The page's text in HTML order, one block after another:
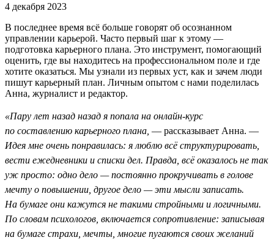
4 декабря 2023
В последнее время всё больше говорят об осознанном
управлении карьерой. Часто первый шаг к этому —
подготовка карьерного плана. Это инструмент, помогающий
оценить, где вы находитесь на профессиональном поле и где
хотите оказаться. Мы узнали из первых уст, как и зачем люди
пишут карьерный план. Личным опытом с нами поделилась
Анна, журналист и редактор.
«Пару лет назад назад я попала на онлайн-курс
по составлению карьерного плана, — рассказывает Анна. —
Идея мне очень понравилась: я люблю всё структурировать,
вести ежедневники и списки дел. Правда, всё оказалось не так
уж просто: одно дело — постоянно прокручивать в голове
мечту о повышении, другое дело — эти мысли записать.
На бумаге они кажутся не такими стройными и логичными.
По словам психологов, включается сопротивление: записывая
на бумаге страхи, мечты, многие пугаются своих желаний